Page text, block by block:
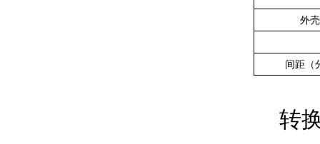
外
间距（
转换